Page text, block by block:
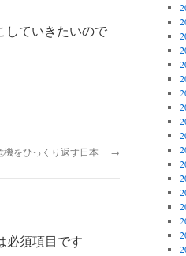
していきたいので
機をひっくり返す日本 →
必須項目です